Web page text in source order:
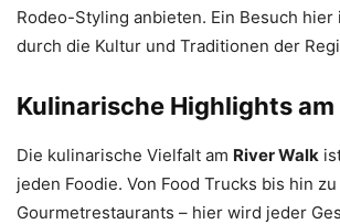
Rodeo-Styling anbieten. Ein Besuch hier
durch die Kultur und Traditionen der
Kulinarische Highlights am
Die kulinarische Vielfalt am River Walk
jeden Foodie. Von Food Trucks bis hin zu
Gourmetrestaurants – hier wird jeder